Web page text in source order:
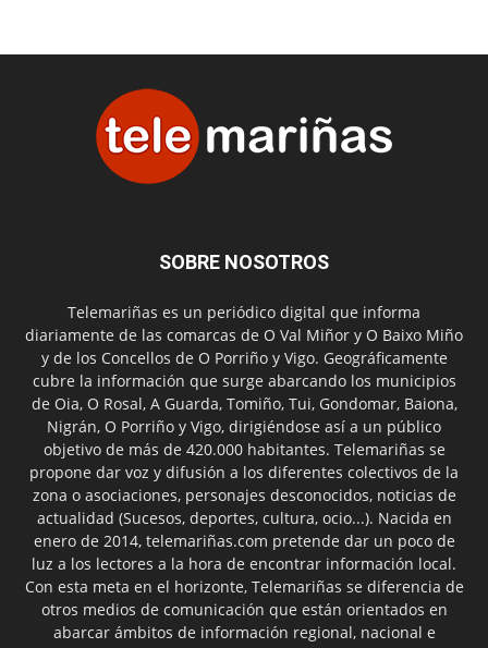
SOBRE NOSOTROS
Telemariñas es un periódico digital que informa
diariamente de las comarcas de O Val Miñor y O Baixo Miño
y de los Concellos de O Porriño y Vigo. Geográficamente
cubre la información que surge abarcando los municipios
de Oia, O Rosal, A Guarda, Tomiño, Tui, Gondomar, Baiona,
Nigrán, O Porriño y Vigo, dirigiéndose así a un público
objetivo de más de 420.000 habitantes. Telemariñas se
propone dar voz y difusión a los diferentes colectivos de la
zona o asociaciones, personajes desconocidos, noticias de
actualidad (Sucesos, deportes, cultura, ocio...). Nacida en
enero de 2014, telemariñas.com pretende dar un poco de
luz a los lectores a la hora de encontrar información local.
Con esta meta en el horizonte, Telemariñas se diferencia de
otros medios de comunicación que están orientados en
abarcar ámbitos de información regional, nacional e